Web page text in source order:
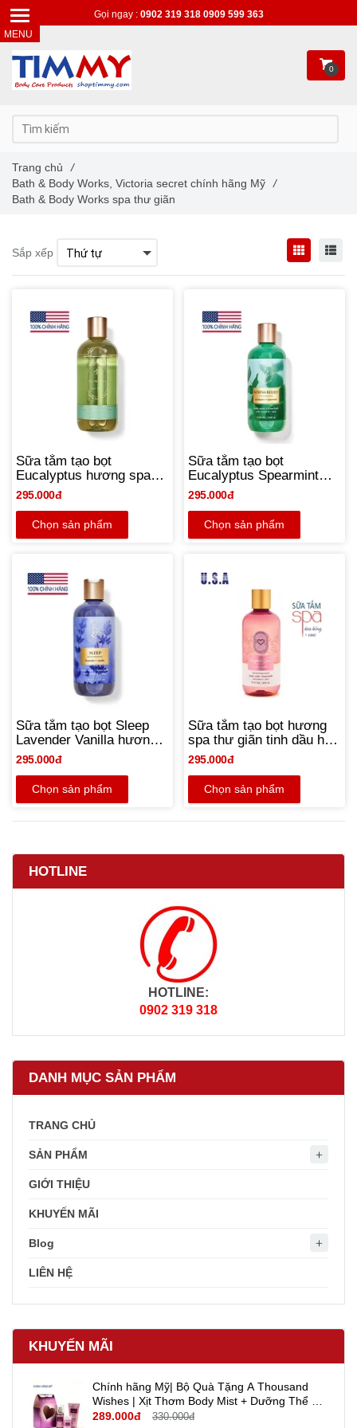
Sắp xếp
Sữa tắm tạo bọt
Eucalyptus hương spa
thư giãn - Bath and Body
Works 295ml | Chính
hãng Mỹ - NEW
295.000đ
Chọn sản phẩm
Sữa tắm tạo bọt
Eucalyptus Spearmint
hương spa thư giãn bạc
hà giảm stress - Bath
and Body Works 295ml |
Chính hãng Mỹ - NEW
295.000đ
Chọn sản phẩm
Sữa tắm tạo bọt Sleep
Lavender Vanilla hương
spa thư giãn Oải hương
& Vani - Bath & Body
Works | Chính hãng Mỹ -
NEW
295.000đ
Chọn sản phẩm
Sữa tắm tạo bọt hương
spa thư giãn tinh dầu hoa
Hồng Inspire Love Rose -
Vanilla - Bath & Body
Works 295ml - Chính
hãng Mỹ
295.000đ
Chọn sản phẩm
HOTLINE
HOTLINE:
0902 319 318
DANH MỤC SẢN PHẨM
TRANG CHỦ
SẢN PHẨM
GIỚI THIỆU
KHUYẾN MÃI
Blog
LIÊN HỆ
KHUYẾN MÃI
Chính hãng Mỹ| Bộ Quà Tặng A Thousand
Wishes | Xịt Thơm Body Mist + Dưỡng Thể +
Gel rửa tay khô mini Travel size - Bath And
289.000đ 330.000đ
Trang chủ
/
Bath & Body Works, Victoria secret chính hãng Mỹ
/
Bath & Body Works spa thư giãn
Gọi ngay : 0902 319 318 0909 599 363
0